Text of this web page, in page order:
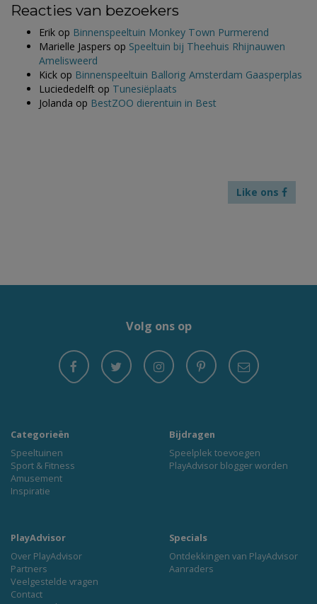
Reacties van bezoekers
Erik op Binnenspeeltuin Monkey Town Purmerend
Marielle Jaspers op Speeltuin bij Theehuis Rhijnauwen
Amelisweerd
Kick op Binnenspeeltuin Ballorig Amsterdam Gaasperplas
Luciededelft op Tunesiëplaats
Jolanda op BestZOO dierentuin in Best
Like ons
Volg ons op
Categorieën
Speeltuinen
Sport & Fitness
Amusement
Inspiratie
Bijdragen
Speelplek toevoegen
PlayAdvisor blogger worden
PlayAdvisor
Over PlayAdvisor
Partners
Veelgestelde vragen
Contact
Specials
Ontdekkingen van PlayAdvisor
Aanraders